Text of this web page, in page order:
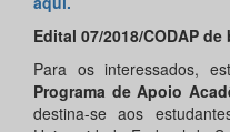
Edital 07/2018/CODAP
Para os interessados,
Programa de Apoio
destina-se aos